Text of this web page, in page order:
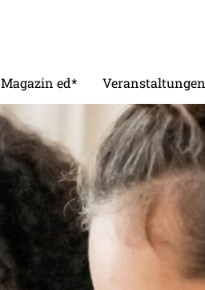
Magazin ed* Veranstaltungen